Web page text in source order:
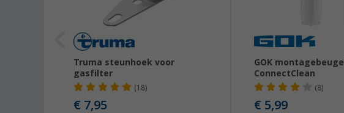
Truma steunhoek voor
gasfilter
(18)
€ 7,95
GOK
ConnectClean
(8)
€ 5,99